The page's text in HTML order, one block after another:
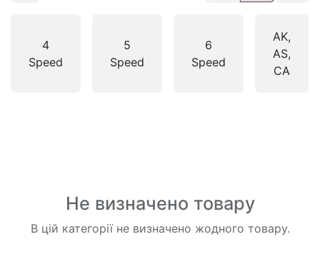
4
Speed
5
Speed
6
Speed
AK,
AS,
CA
Не визначено товару
В цій категорії не визначено жодного товару.